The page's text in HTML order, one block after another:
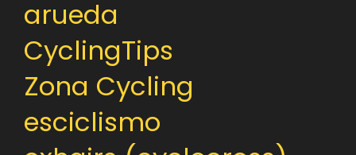
arueda
CyclingTips
Zona Cycling
esciclismo